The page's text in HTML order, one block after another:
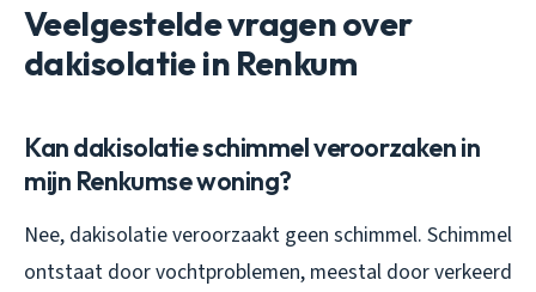
Veelgestelde vragen over
dakisolatie in Renkum
Kan dakisolatie schimmel veroorzaken in
mijn Renkumse woning?
Nee, dakisolatie veroorzaakt geen schimmel. Schimmel
ontstaat door vochtproblemen, meestal door verkeerd